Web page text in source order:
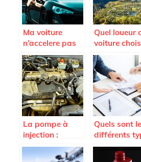
Ma voiture
n’accelere pas
plus; est-ce que
je dois changer
l’embrayage ?
Quel loueur
voiture
sur l’Ile de la
Reunion ?
La pompe à
injection :
l’essentiel à
retenir
Quels sont
différents
auto ?